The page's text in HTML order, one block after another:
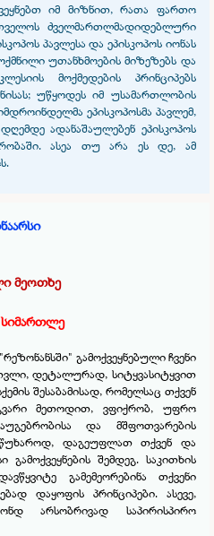
იმ მიზნით, რათა ფართო
ძველმართლმადიდებლური
პავლესა და ეპისკოპოს იონას
უთანხმოების მიზეზებს და
მოქმედების პრინციპებს
უწყოდეს იმ უსამართლობის
ეპისკოპოსმა პავლემ,
ადანაშაულებენ ეპისკოპოს
ასეა თუ არა ეს დე, ამ
მეოთხე
გამოქვეყნებული ჩვენი
დეტალურად, სიტყვასიტყვით
შესაბამისად, რომელსაც თქვენ
მეთოდით, ვფიქრობ, უფრო
და მშფოთვარების
დაგეუფლათ თქვენ და
შემდეგ. საკითხის
გამემეორებინა თქვენი
დაყოფის პრინციპები. ასევე,
არსობრივად საპირისპირო